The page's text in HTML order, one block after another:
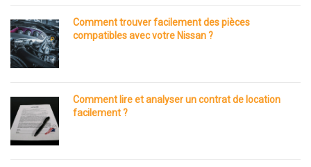
Comment trouver facilement des pièces
compatibles avec votre Nissan ?
Comment lire et analyser un contrat de location
facilement ?